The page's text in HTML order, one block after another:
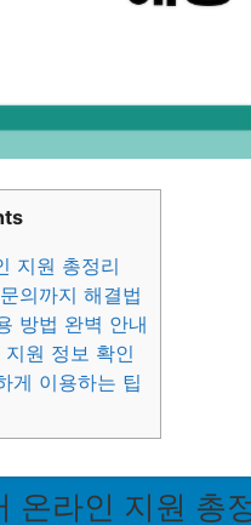
지원 총정리
의까지 해결법
방법 완벽 안내
원 정보 확인
게 이용하는 팁
온라인 지원 총